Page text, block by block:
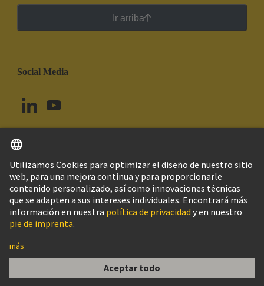
Han E AV 6 Pos. Male Terminal Block Left
Ir arriba
Social Media
Brasil Español
© Grupo Tecnológico HARTING
Configuración de cookies